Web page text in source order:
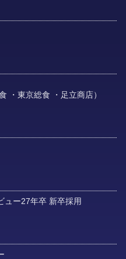
東京総食 足立商店
ュー27年卒 新卒採用